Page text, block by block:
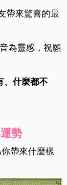
帶來驚喜的最
為靈感，祝願
、什麼都不
勢
帶來什麼樣